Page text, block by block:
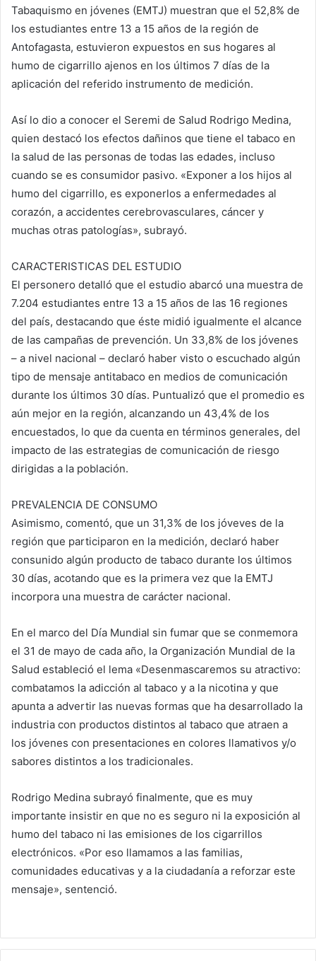
Tabaquismo en jóvenes (EMTJ) muestran que el 52,8% de
los estudiantes entre 13 a 15 años de la región de
Antofagasta, estuvieron expuestos en sus hogares al
humo de cigarrillo ajenos en los últimos 7 días de la
aplicación del referido instrumento de medición.
Así lo dio a conocer el Seremi de Salud Rodrigo Medina,
quien destacó los efectos dañinos que tiene el tabaco en
la salud de las personas de todas las edades, incluso
cuando se es consumidor pasivo. «Exponer a los hijos al
humo del cigarrillo, es exponerlos a enfermedades al
corazón, a accidentes cerebrovasculares, cáncer y
muchas otras patologías», subrayó.
CARACTERISTICAS DEL ESTUDIO
El personero detalló que el estudio abarcó una muestra de
7.204 estudiantes entre 13 a 15 años de las 16 regiones
del país, destacando que éste midió igualmente el alcance
de las campañas de prevención. Un 33,8% de los jóvenes
– a nivel nacional – declaró haber visto o escuchado algún
tipo de mensaje antitabaco en medios de comunicación
durante los últimos 30 días. Puntualizó que el promedio es
aún mejor en la región, alcanzando un 43,4% de los
encuestados, lo que da cuenta en términos generales, del
impacto de las estrategias de comunicación de riesgo
dirigidas a la población.
PREVALENCIA DE CONSUMO
Asimismo, comentó, que un 31,3% de los jóveves de la
región que participaron en la medición, declaró haber
consunido algún producto de tabaco durante los últimos
30 días, acotando que es la primera vez que la EMTJ
incorpora una muestra de carácter nacional.
En el marco del Día Mundial sin fumar que se conmemora
el 31 de mayo de cada año, la Organización Mundial de la
Salud estableció el lema «Desenmascaremos su atractivo:
combatamos la adicción al tabaco y a la nicotina y que
apunta a advertir las nuevas formas que ha desarrollado la
industria con productos distintos al tabaco que atraen a
los jóvenes con presentaciones en colores llamativos y/o
sabores distintos a los tradicionales.
Rodrigo Medina subrayó finalmente, que es muy
importante insistir en que no es seguro ni la exposición al
humo del tabaco ni las emisiones de los cigarrillos
electrónicos. «Por eso llamamos a las familias,
comunidades educativas y a la ciudadanía a reforzar este
mensaje», sentenció.